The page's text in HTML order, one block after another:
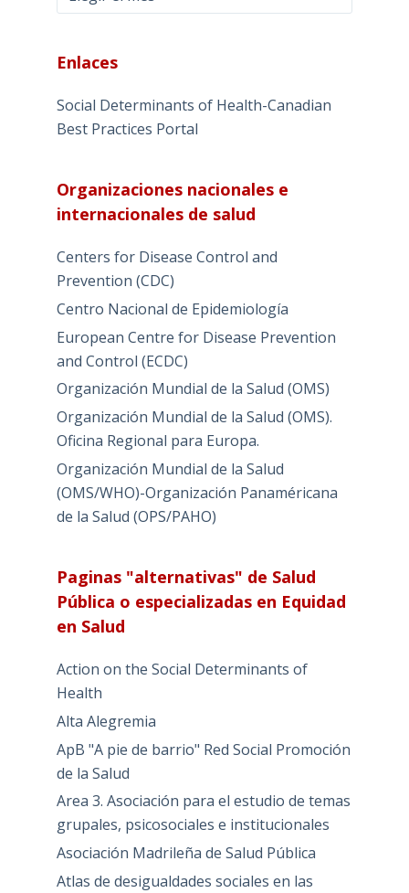
Enlaces
Social Determinants of Health-Canadian
Best Practices Portal
Organizaciones nacionales e
internacionales de salud
Centers for Disease Control and
Prevention (CDC)
Centro Nacional de Epidemiología
European Centre for Disease Prevention
and Control (ECDC)
Organización Mundial de la Salud (OMS)
Organización Mundial de la Salud (OMS).
Oficina Regional para Europa.
Organización Mundial de la Salud
(OMS/WHO)-Organización Panaméricana
de la Salud (OPS/PAHO)
Paginas "alternativas" de Salud
Pública o especializadas en Equidad
en Salud
Action on the Social Determinants of
Health
Alta Alegremia
ApB "A pie de barrio" Red Social Promoción
de la Salud
Area 3. Asociación para el estudio de temas
grupales, psicosociales e institucionales
Asociación Madrileña de Salud Pública
Atlas de desigualdades sociales en las